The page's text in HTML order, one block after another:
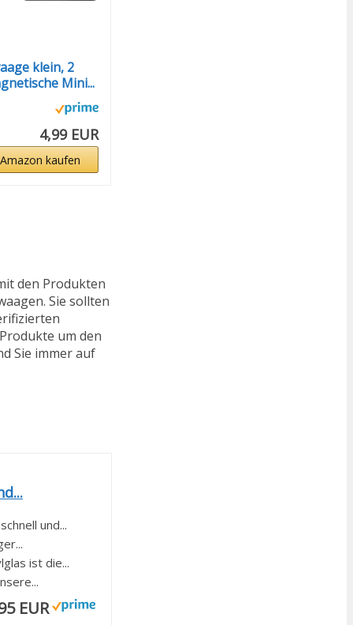
klein, 2
Mini...
4,99 EUR
kaufen
den Produkten
Sie sollten
um den
Sie immer auf
und...
ist die...
EUR